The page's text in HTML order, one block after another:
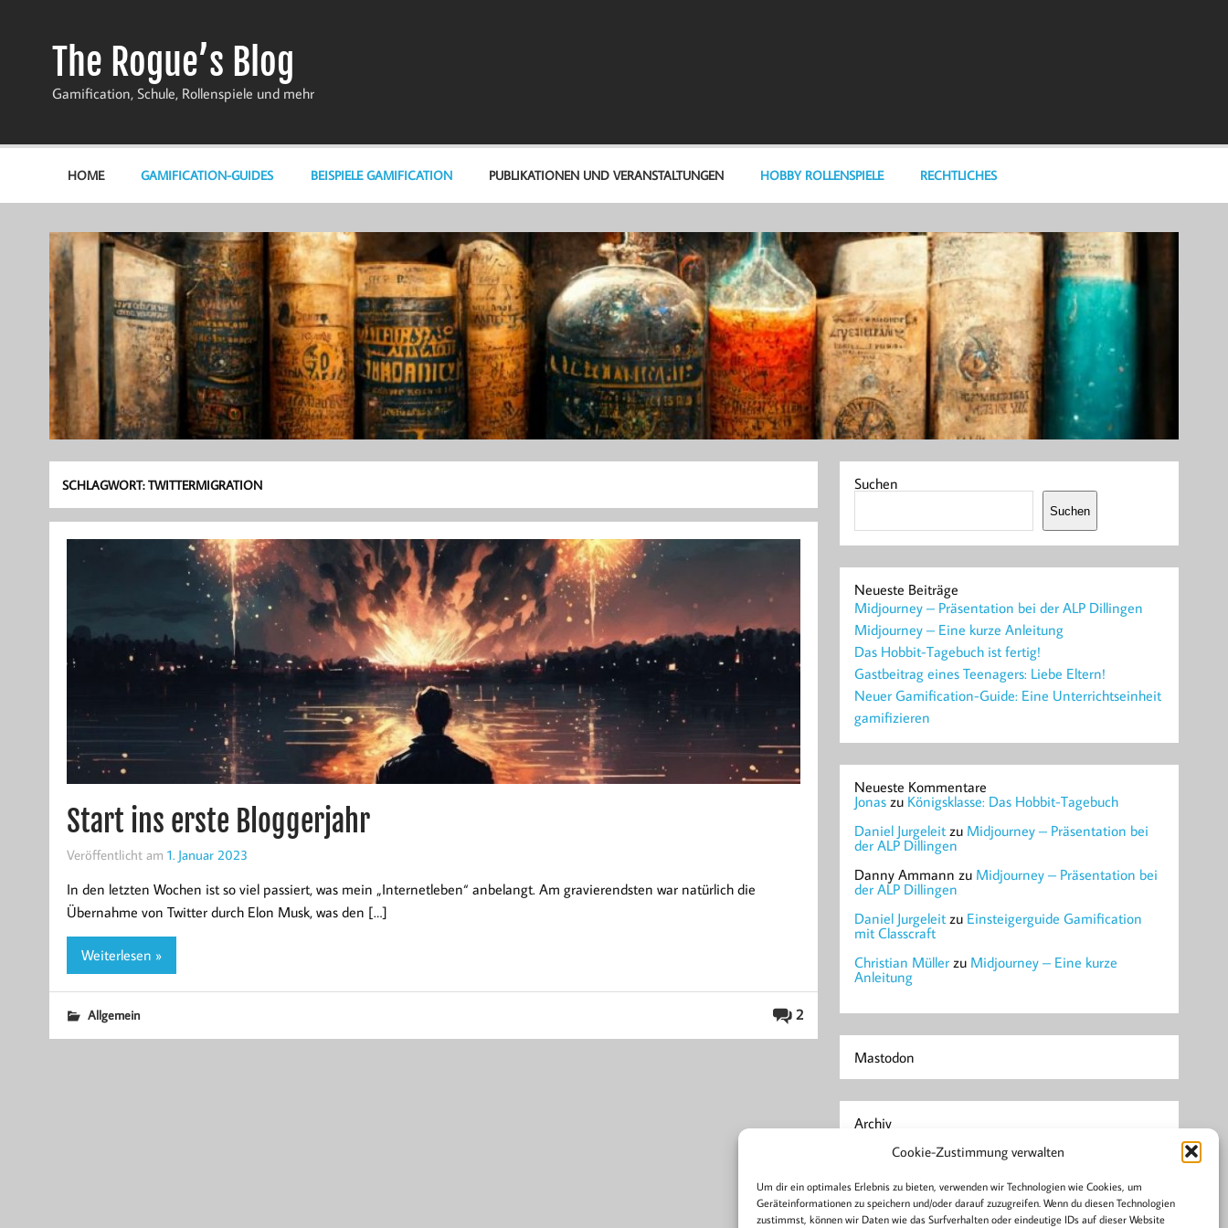
Cookie-Zustimmung verwalten
Um dir ein optimales Erlebnis zu bieten, verwenden wir Technologien wie Cookies, um
Geräteinformationen zu speichern und/oder darauf zuzugreifen. Wenn du diesen Technologien
zustimmst, können wir Daten wie das Surfverhalten oder eindeutige IDs auf dieser Website
The Rogue’s Blog
Gamification, Schule, Rollenspiele und mehr
HOME GAMIFICATION-GUIDES BEISPIELE GAMIFICATION PUBLIKATIONEN UND VERANSTALTUNGEN HOBBY ROLLENSPIELE RECHTLICHES
SCHLAGWORT:TWITTERMIGRATION
Start ins erste Bloggerjahr
Veröffentlicht am 1. Januar 2023
In den letzten Wochen ist so viel passiert, was mein „Internetleben“ anbelangt. Am gravierendsten war natürlich die
Übernahme von Twitter durch Elon Musk, was den […]
Weiterlesen »
2
Allgemein
Suchen
Suchen
Neueste Beiträge
Midjourney – Präsentation bei der ALP Dillingen
Midjourney – Eine kurze Anleitung
Das Hobbit-Tagebuch ist fertig!
Gastbeitrag eines Teenagers: Liebe Eltern!
Neuer Gamification-Guide: Eine Unterrichtseinheit
gamifizieren
Neueste Kommentare
Jonas zu Königsklasse: Das Hobbit-Tagebuch
Daniel Jurgeleit zu Midjourney – Präsentation bei
der ALP Dillingen
Danny Ammann zu Midjourney – Präsentation bei
der ALP Dillingen
Daniel Jurgeleit zu Einsteigerguide Gamification
mit Classcraft
Christian Müller zu Midjourney – Eine kurze
Anleitung
Mastodon
Archiv
Januar 2023